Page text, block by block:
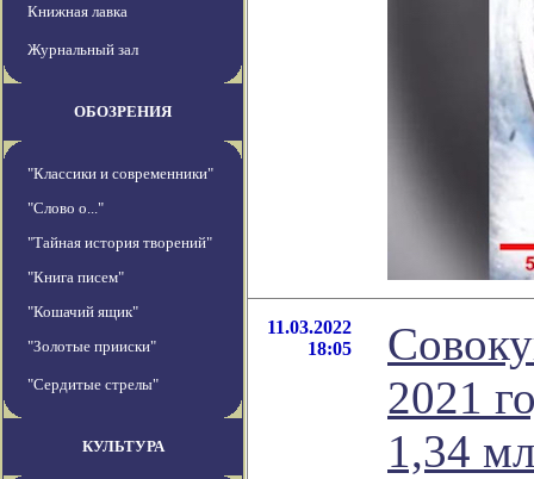
Книжная лавка
Журнальный зал
ОБОЗРЕНИЯ
"Классики и современники"
"Слово о..."
"Тайная история творений"
"Книга писем"
"Кошачий ящик"
"Золотые прииски"
"Сердитые стрелы"
КУЛЬТУРА
11.03.2022
18:05
2021
1,34